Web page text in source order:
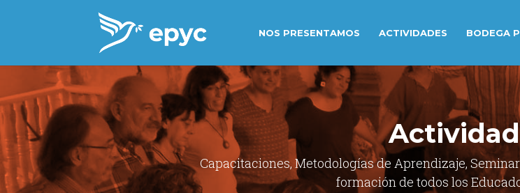
NOS PRESENTAMOS ACTIVIDADES BODEGA
Capacitaciones, Metodologías de Aprendizaje,
formación de todos los